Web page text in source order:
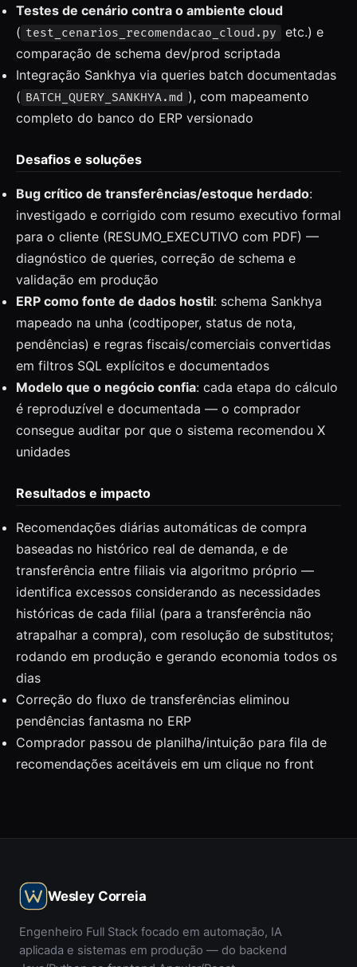
Testes de cenário contra o ambiente cloud
( test_cenarios_recomendacao_cloud.py
etc.) e
comparação de schema dev/prod scriptada
Integração Sankhya via queries batch documentadas
( BATCH_QUERY_SANKHYA.md ), com mapeamento
completo do banco do ERP versionado
Desafios e soluções
Bug crítico de transferências/estoque herdado:
investigado e corrigido com resumo executivo formal
para o cliente (RESUMO_EXECUTIVO com PDF) —
diagnóstico de queries, correção de schema e
validação em produção
ERP como fonte de dados hostil: schema Sankhya
mapeado na unha (codtipoper, status de nota,
pendências) e regras fiscais/comerciais convertidas
em filtros SQL explícitos e documentados
Modelo que o negócio confia: cada etapa do cálculo
é reproduzível e documentada — o comprador
consegue auditar por que o sistema recomendou X
unidades
Resultados e impacto
Recomendações diárias automáticas de compra
baseadas no histórico real de demanda, e de
transferência entre filiais via algoritmo próprio —
identifica excessos considerando as necessidades
históricas de cada filial (para a transferência não
atrapalhar a compra), com resolução de substitutos;
rodando em produção e gerando economia todos os
dias
Correção do fluxo de transferências eliminou
pendências fantasma no ERP
Comprador passou de planilha/intuição para fila de
recomendações aceitáveis em um clique no front
Wesley Correia
Engenheiro Full Stack focado em automação, IA
aplicada e sistemas em produção — do backend